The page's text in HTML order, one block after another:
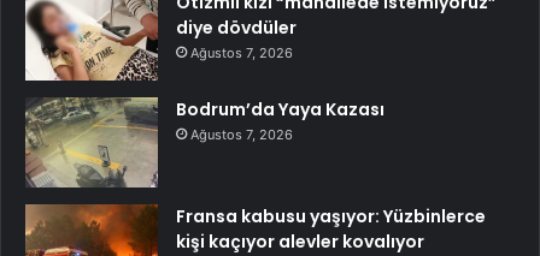
diye dövdüler
Ağustos 7, 2026
Bodrum’da Yaya Kazası
Ağustos 7, 2026
Fransa kabusu yaşıyor: Yüzbinlerce
kişi kaçıyor alevler kovalıyor